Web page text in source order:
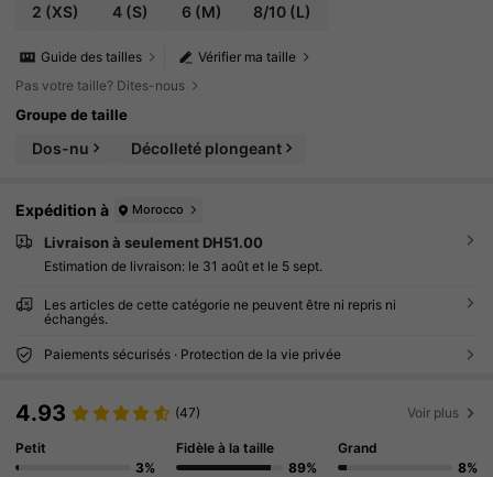
2 (XS) 4(S) 6 (M) 8/10 (L)
Vérifier ma taille
Guide des tailles
Pas votre taille? Dites-nous
Groupe de taille
Dos-nu Décolleté plongeant
Expédition à Morocco
Livraison à seulement DH51.00
Estimation de livraison: le 31 août et le 5 sept.
Les articles de cette catégorie ne peuvent être ni repris ni
échangés.
Paiements sécurisés · Protection de la vie privée
4.93 (47) Voir plus
Petit
3%
Fidèle à la taille
89%
Grand
8%